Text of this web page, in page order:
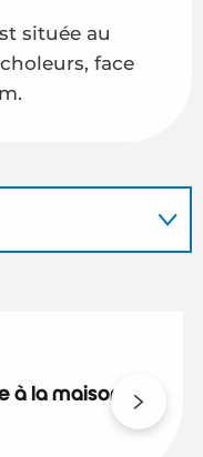
située au
face
à la maison